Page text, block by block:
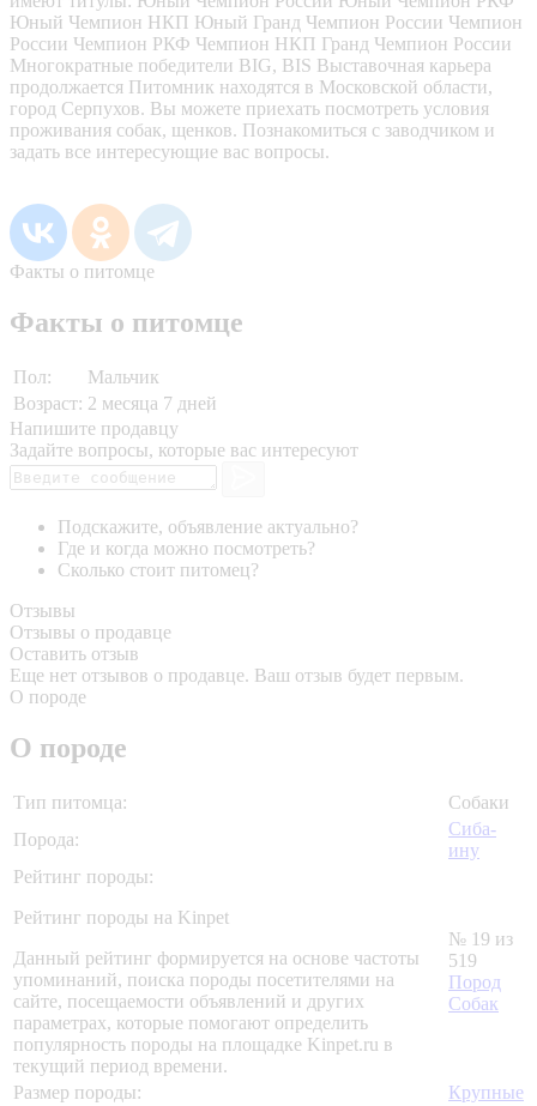
Юный Чемпион НКП Юный Гранд Чемпион России Чемпион
России Чемпион РКФ Чемпион НКП Гранд Чемпион России
Многократные победители BIG, BIS Выставочная карьера
продолжается Питомник находятся в Московской области,
город Серпухов. Вы можете приехать посмотреть условия
проживания собак, щенков. Познакомиться с заводчиком и
задать все интересующие вас вопросы.
Факты о питомце
Факты о питомце
Пол:
Мальчик
Возраст: 2 месяца 7 дней
Напишите продавцу
Задайте вопросы, которые вас интересуют
Подскажите, объявление актуально?
Где и когда можно посмотреть?
Сколько стоит питомец?
Отзывы
Отзывы о продавце
Оставить отзыв
Еще нет отзывов о продавце. Ваш отзыв будет первым.
О породе
О породе
Тип питомца:
Собаки
Порода:
Сиба-
ину
Рейтинг породы:
Рейтинг породы на Kinpet
Данный рейтинг формируется на основе частоты
упоминаний, поиска породы посетителями на
сайте, посещаемости объявлений и других
параметрах, которые помогают определить
популярность породы на площадке Kinpet.ru в
текущий период времени.
№ 19 из
519
Пород
Собак
Размер породы:
Крупные